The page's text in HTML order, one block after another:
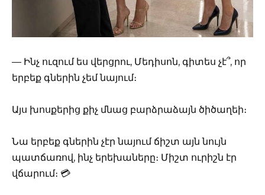
— Ինչ ուզում ես վերցրու, Մեդիսոն, գիտես չէ՞, որ
երբեք գներին չեմ նայում։
Այս խոսքերից քիչ մնաց բարձրաձայն ծիծաղեի։
Նա երբեք գներին չէր նայում ճիշտ այն նույն
պատճառով, ինչ երեխաները։ Միշտ ուրիշն էր
վճարում։ 💳